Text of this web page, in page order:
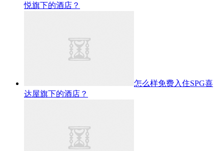
悦旗下的酒店？
怎么样免费入住SPG喜
达屋旗下的酒店？